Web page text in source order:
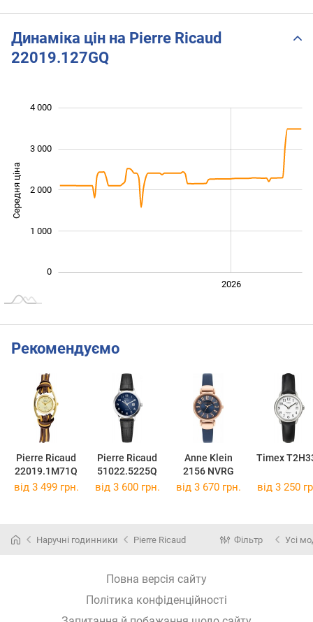
Динаміка цін на Pierre Ricaud
22019.127GQ
Середня ціна 1 000
0
1 000
2 000
3 000
4 000
2026
Рекомендуємо
Pierre Ricaud
22019.1M71Q
Pierre Ricaud
51022.5225Q
Anne Klein
2156 NVRG
Timex
від 3 499 грн. від 3 600 грн. від 3 670 грн. від 3 250
Наручні годинники Pierre Ricaud Фільтр Усі
Повна версія сайту
Політика конфіденційності